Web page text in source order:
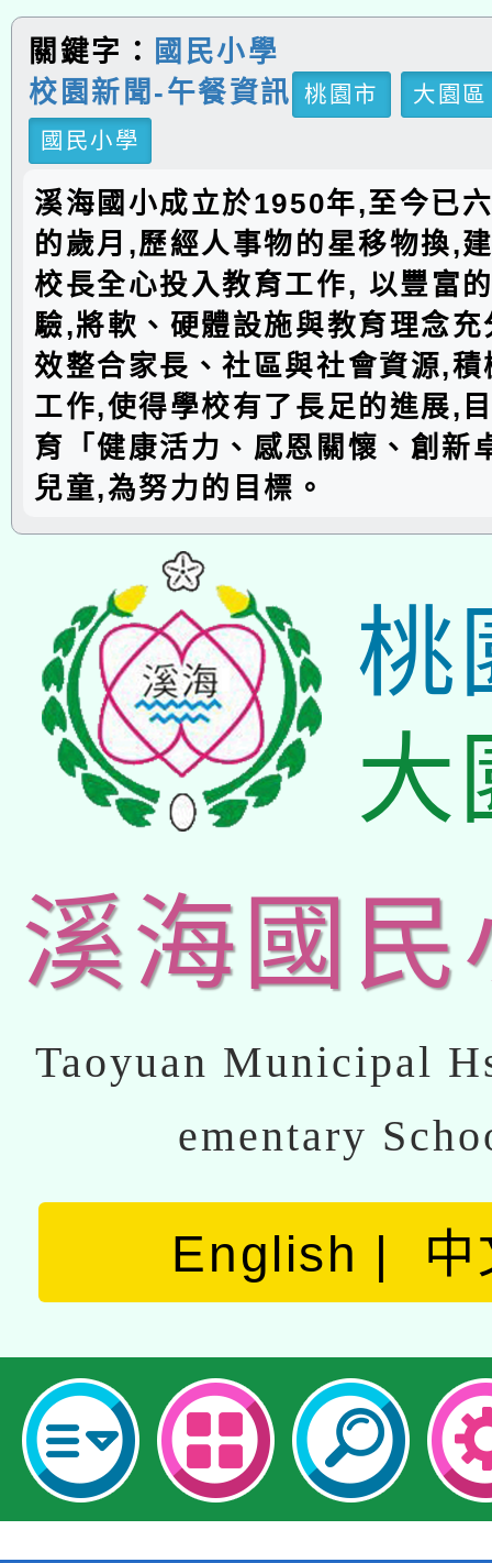
關鍵字：
國民小學
校園新聞-午餐資訊
桃園市
大園區
國民小學
溪海國小成立於1950年,至今已
的歲月,歷經人事物的星移物換,
校長全心投入教育工作, 以豐富
驗,將軟、硬體設施與教育理念
效整合家長、社區與社會資源,
工作,使得學校有了長足的進展,
育「健康活力、感恩關懷、創新
兒童,為努力的目標。
桃
大
溪海國民
Taoyuan Municipal
ementary
English 中